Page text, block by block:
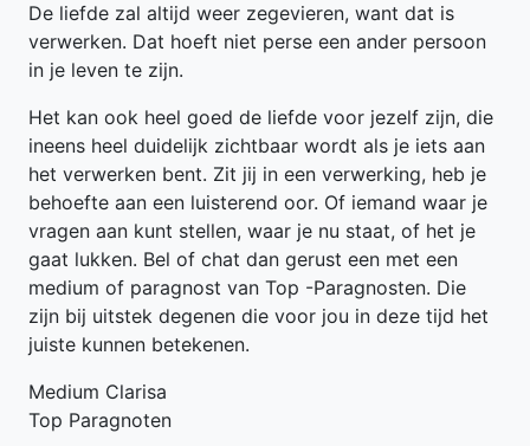
De liefde zal altijd weer zegevieren, want dat is
verwerken. Dat hoeft niet perse een ander persoon
in je leven te zijn.
Het kan ook heel goed de liefde voor jezelf zijn, die
ineens heel duidelijk zichtbaar wordt als je iets aan
het verwerken bent. Zit jij in een verwerking, heb je
behoefte aan een luisterend oor. Of iemand waar je
vragen aan kunt stellen, waar je nu staat, of het je
gaat lukken. Bel of chat dan gerust een met een
medium of paragnost van Top -Paragnosten. Die
zijn bij uitstek degenen die voor jou in deze tijd het
juiste kunnen betekenen.
Medium Clarisa
Top Paragnoten